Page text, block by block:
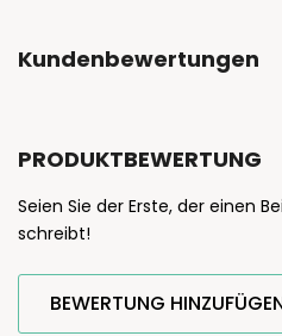
Kundenbewertungen
PRODUKTBEWERTUNG
Seien Sie der Erste, der einen
schreibt!
BEWERTUNG